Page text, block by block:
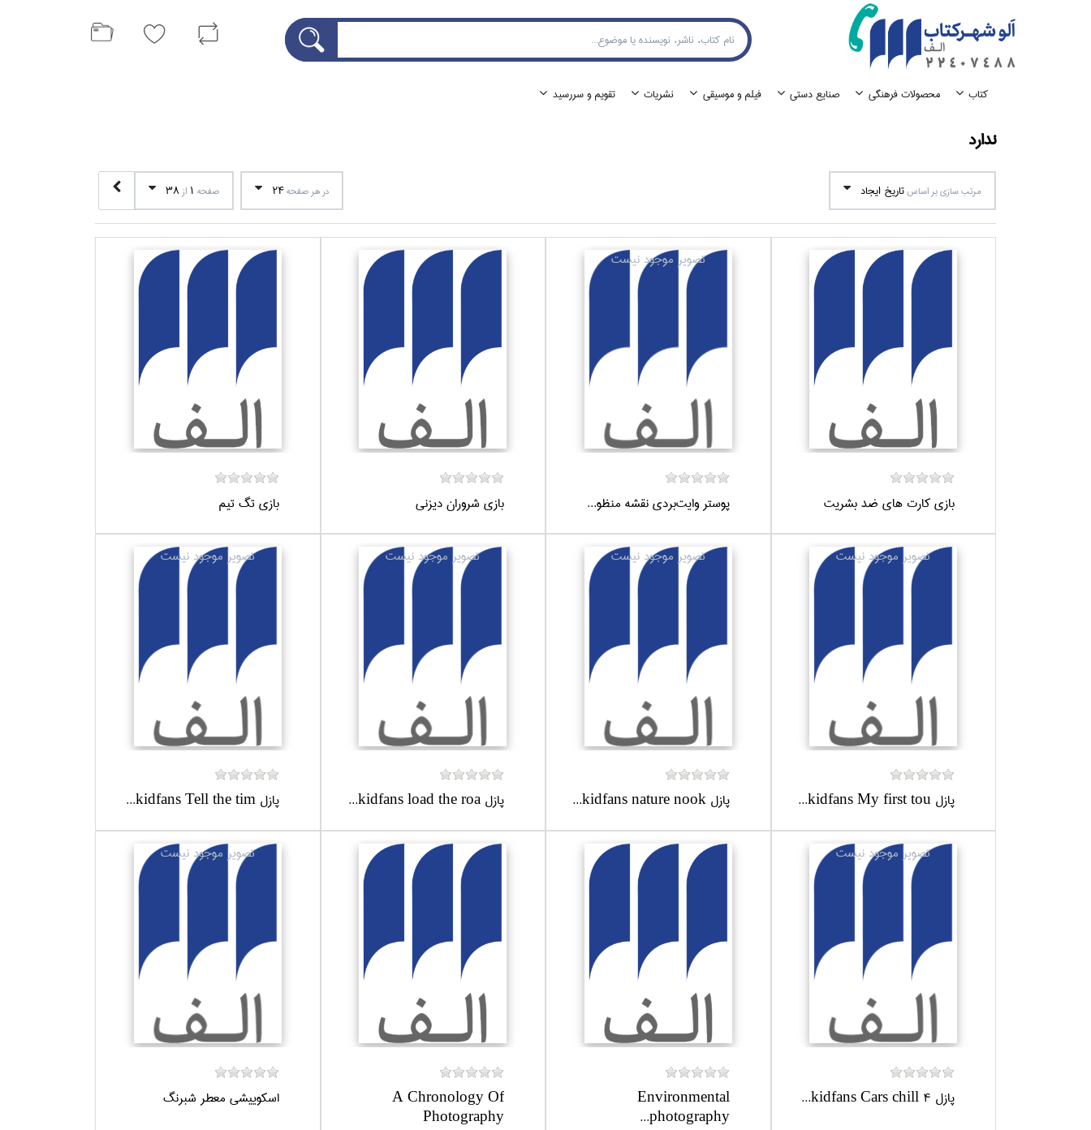
كتاب محصولات فرهنگي صنايع دستي فيلم و موسيقي نشريات تقويم و سررسيد
ندارد
مرتب سازي بر اساس تاريخ ايجاد در هر صفحه24 صفحه 1 از 38
بازي كارت هاي ضد بشريت پوستر وايت‌بردي نقشه منظو... بازي شروران ديزني بازي تگ تيم
پازل kidfans My first tou... پازل kidfans nature nook... پازل kidfans load the roa... پازل kidfans Tell the tim...
پازل kidfans Cars chill 4...
Environmental
photography...
A Chronology Of
Photography
اسكوييشي معطر شبرنگ